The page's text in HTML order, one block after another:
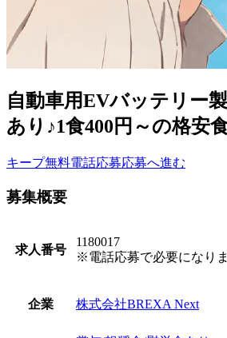
自動車用EVバッテリー
あり♪1食400円～の格安
キープ無料電話応募応募へ進む
募集概要
求人番号
1180017
※電話応募で必要になりま
企業 株式会社BREXA Next